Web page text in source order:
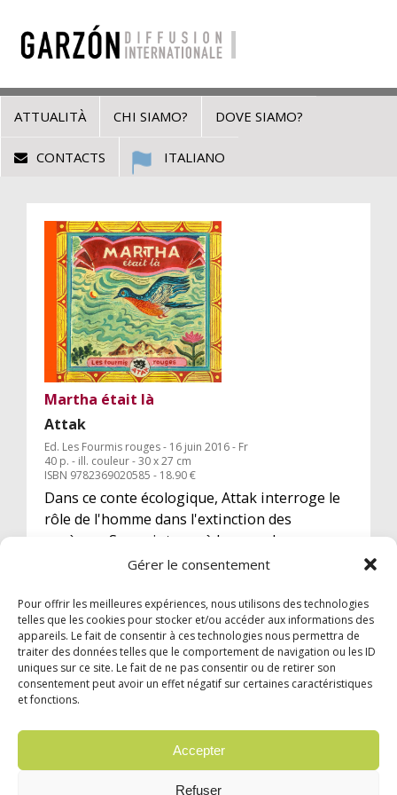
Gérer le consentement
Pour offrir les meilleures expériences, nous utilisons des technologies
telles que les cookies pour stocker et/ou accéder aux informations des
appareils. Le fait de consentir à ces technologies nous permettra de
traiter des données telles que le comportement de navigation ou les ID
uniques sur ce site. Le fait de ne pas consentir ou de retirer son
consentement peut avoir un effet négatif sur certaines caractéristiques
et fonctions.
Accepter
Refuser
ATTUALITÀ CHI SIAMO? DOVE SIAMO?
CONTACTS ITALIANO
Martha était là
Attak
Ed. Les Fourmis rouges - 16 juin 2016 - Fr
40 p. - ill. couleur - 30 x 27 cm
ISBN 9782369020585 - 18.90 €
Dans ce conte écologique, Attak interroge le
rôle de l'homme dans l'extinction des
espèces... Ses peintures à la gouache aux
couleurs flamboyantes illustrent à merveille
English
Français Deutsch
Español